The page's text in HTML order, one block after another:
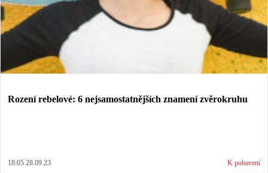
Rození rebelové: 6 nejsamostatnějších znamení zvěrokruhu
18:05 28.09.23 K pobavení